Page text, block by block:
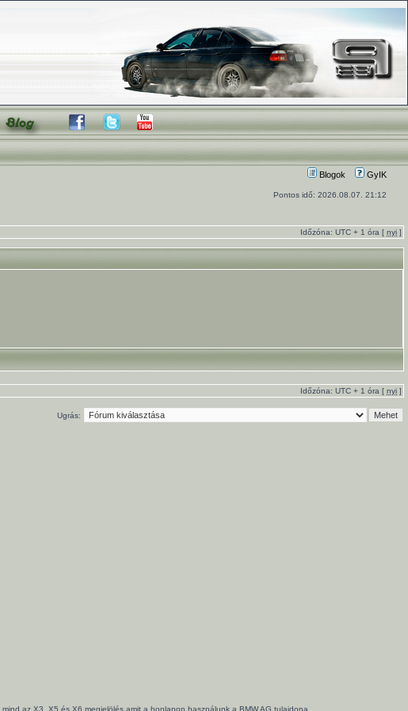
Blogok GyIK
Pontos idő: 2026.08.07. 21:12
Időzóna: UTC + 1 óra [ nyi ]
Időzóna: UTC + 1 óra [ nyi ]
Ugrás:
az X3, X5 és X6 megjelölés amit a honlapon használunk a BMW AG tulajdona.